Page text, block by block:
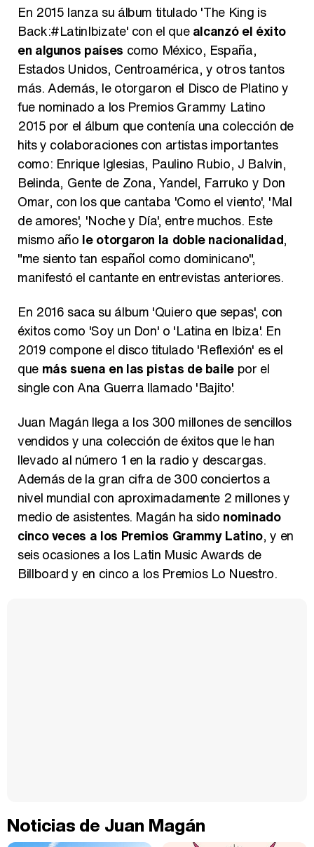
En 2015 lanza su álbum titulado 'The King is
Back:#LatinIbizate' con el quealcanzó el éxito
en algunos países como México, España,
Estados Unidos, Centroamérica, y otros tantos
más. Además, le otorgaron el Disco de Platino y
fue nominado a los Premios Grammy Latino
2015 por el álbum que contenía una colección de
hits y colaboraciones con artistas importantes
como: Enrique Iglesias, Paulino Rubio, J Balvin,
Belinda, Gente de Zona, Yandel, Farruko y Don
Omar, con los que cantaba 'Como el viento', 'Mal
de amores', 'Noche y Día', entre muchos. Este
mismo año le otorgaron la doble nacionalidad,
"me siento tan español como dominicano",
manifestó el cantante en entrevistas anteriores.
En 2016 saca su álbum 'Quiero que sepas', con
éxitos como 'Soy un Don' o 'Latina en Ibiza'. En
2019 compone el disco titulado 'Reflexión' es el
que más suena en las pistas de baile por el
single con Ana Guerra llamado 'Bajito'.
Juan Magán llega a los 300 millones de sencillos
vendidos y una colección de éxitos que le han
llevado al número 1 en la radio y descargas.
Además de la gran cifra de 300 conciertos a
nivel mundial con aproximadamente 2 millones y
medio de asistentes. Magán ha sido nominado
cinco veces a los Premios Grammy Latino, y en
seis ocasiones a los Latin Music Awards de
Billboard y en cinco a los Premios Lo Nuestro.
Noticias de Juan Magán